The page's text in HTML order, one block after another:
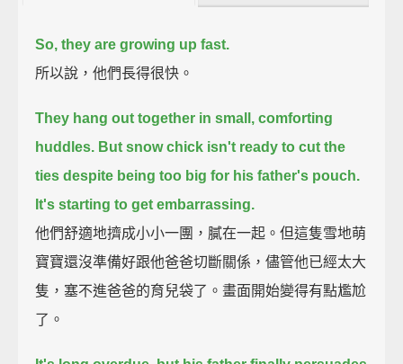
So, they are growing up fast.
所以說，他們長得很快。
They hang out together in small, comforting
huddles. But snow chick isn't ready to cut the
ties despite being too big for his father's pouch.
It's starting to get embarrassing.
他們舒適地擠成小小一團，膩在一起。但這隻雪地萌
寶寶還沒準備好跟他爸爸切斷關係，儘管他已經太大
隻，塞不進爸爸的育兒袋了。畫面開始變得有點尷尬
了。